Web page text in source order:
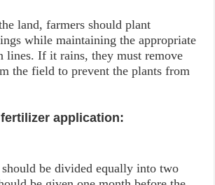
land, farmers should plant
while maintaining the appropriate
lines. If it rains, they must remove
the field to prevent the plants from
application:
be divided equally into two